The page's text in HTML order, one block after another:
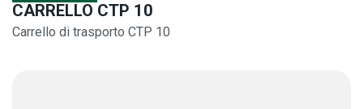
CARRELLO CTP 10
Carrello di trasporto CTP 10